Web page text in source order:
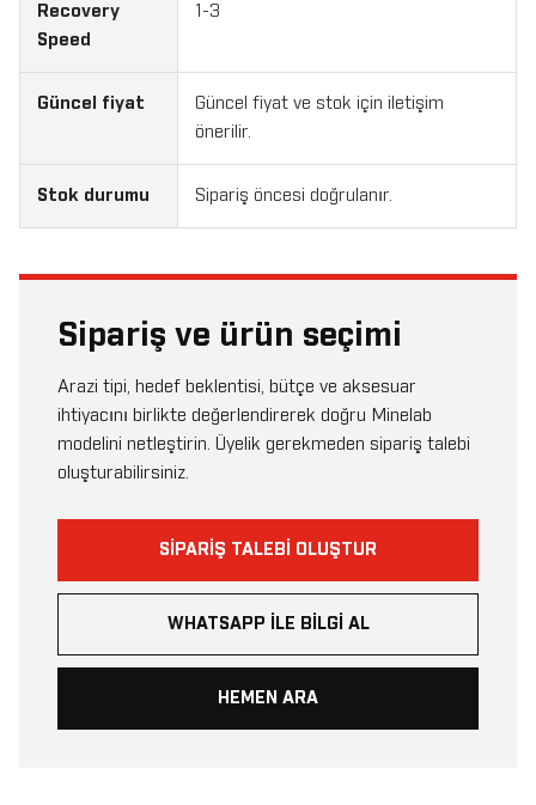
Recovery
Speed
1-3
Güncel fiyat
Güncel fiyat ve stok için iletişim
önerilir.
Stok durumu Sipariş öncesi doğrulanır.
Sipariş ve ürün seçimi
Arazi tipi, hedef beklentisi, bütçe ve aksesuar
ihtiyacını birlikte değerlendirerek doğru Minelab
modelini netleştirin. Üyelik gerekmeden sipariş talebi
oluşturabilirsiniz.
SIPARIŞ TALEBI OLUŞTUR
WHATSAPP ILE BILGI AL
HEMEN ARA